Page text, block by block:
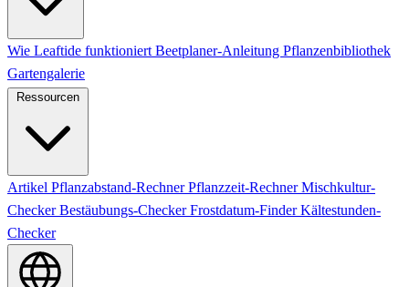
Wie Leaftide funktioniert Beetplaner-Anleitung Pflanzenbibliothek
Gartengalerie
Ressourcen
Artikel Pflanzabstand-RechnerPflanzzeit-RechnerMischkultur-
CheckerBestäubungs-CheckerFrostdatum-FinderKältestunden-
Checker